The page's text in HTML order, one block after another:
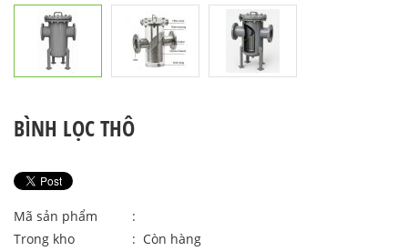
BÌNH LỌC THÔ
Mã sản phẩm
:
Trong kho
: Còn hàng